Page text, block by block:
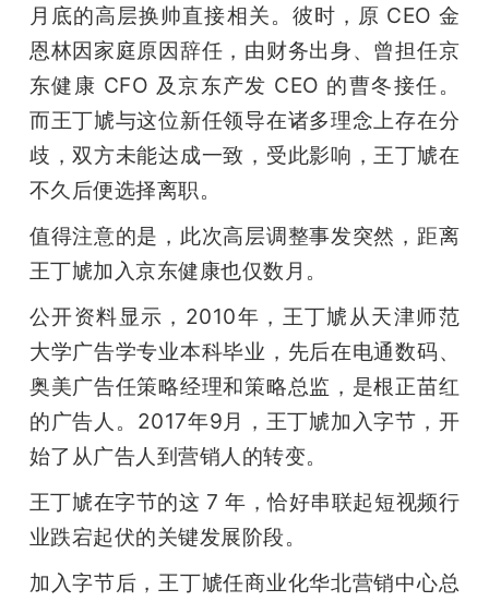
课
动
中
GAIR
专
题
月底的高层换帅直接相关。彼时，原 CEO 金
恩林因家庭原因辞任，由财务出身、曾担任京
东健康 CFO 及京东产发 CEO 的曹冬接任。
而王丁虓与这位新任领导在诸多理念上存在分
歧，双方未能达成一致，受此影响，王丁虓在
不久后便选择离职。
值得注意的是，此次高层调整事发突然，距离
王丁虓加入京东健康也仅数月。
公开资料显示，2010年，王丁虓从天津师范
大学广告学专业本科毕业，先后在电通数码、
奥美广告任策略经理和策略总监，是根正苗红
的广告人。2017年9月，王丁虓加入字节，开
始了从广告人到营销人的转变。
王丁虓在字节的这 7 年，恰好串联起短视频行
业跌宕起伏的关键发展阶段。
加入字节后，王丁虓任商业化华北营销中心总